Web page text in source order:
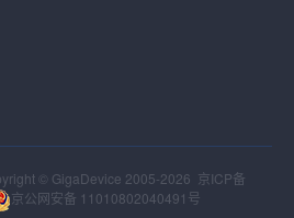
© GigaDevice 2005-2026 京ICP备
京公网安备 11010802040491号